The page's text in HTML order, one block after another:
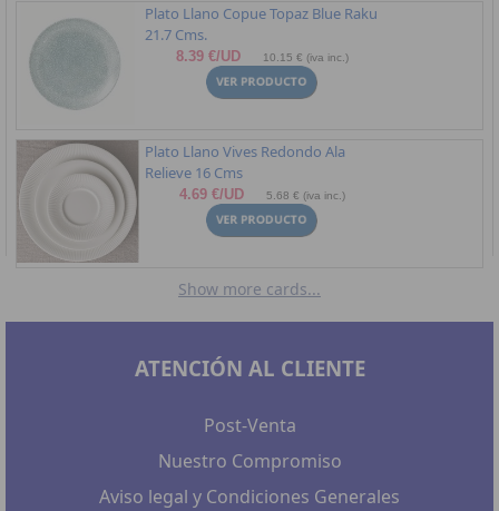
Plato Llano Copue Topaz Blue Raku
21.7 Cms.
8.39 €/UD 10.15 € (iva inc.)
Plato Llano Vives Redondo Ala
Relieve 16 Cms
4.69 €/UD 5.68 € (iva inc.)
Show more cards...
ATENCIÓN AL CLIENTE
Post-Venta
Nuestro Compromiso
Aviso legal y Condiciones Generales